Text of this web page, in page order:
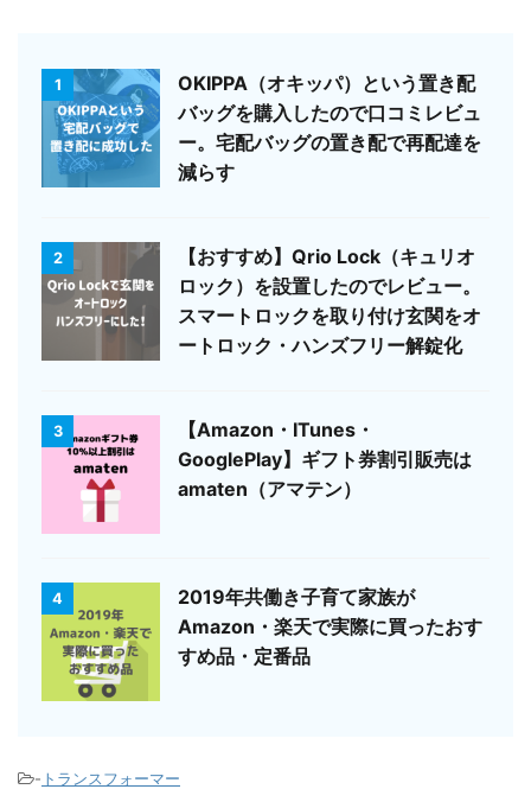
1
OKIPPA（オキッパ）という置き配
バッグを購入したので口コミレビュ
ー。宅配バッグの置き配で再配達を
減らす
2
【おすすめ】Qrio Lock（キュリオ
ロック）を設置したのでレビュー。
スマートロックを取り付け玄関をオ
ートロック・ハンズフリー解錠化
3
【Amazon・ITunes・
GooglePlay】ギフト券割引販売は
amaten（アマテン）
4
2019年共働き子育て家族が
Amazon・楽天で実際に買ったおす
すめ品・定番品
- トランスフォーマー